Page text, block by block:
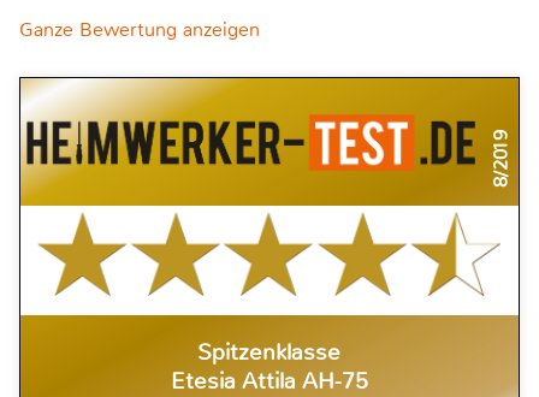
Ganze Bewertung anzeigen
8/2019
Spitzenklasse
Etesia Attila AH-75